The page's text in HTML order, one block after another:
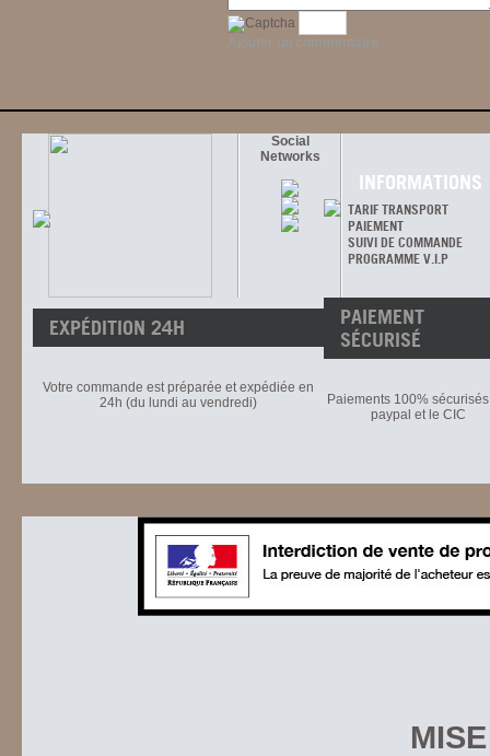
Ajouter un commentaire
Social
Networks
INFORMATIONS
TARIF TRANSPORT
PAIEMENT
SUIVI DE COMMANDE
PROGRAMME V.I.P
EXPÉDITION 24H
Votre commande est préparée et expédiée en
24h (du lundi au vendredi)
PAIEMENT
SÉCURISÉ
Paiements 100%
paypal et le CIC